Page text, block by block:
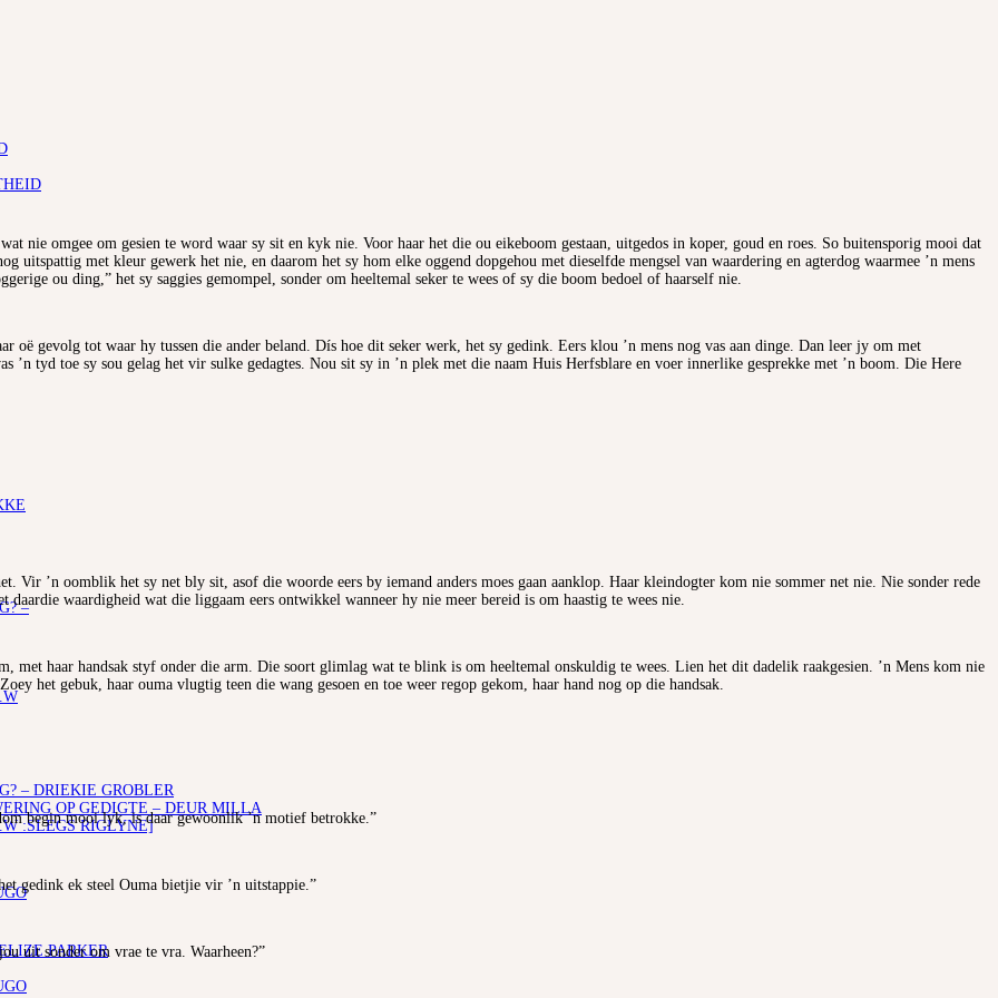
–
– DRIEKIE GROBLER
OP GEDIGTE – DEUR MILLA
:SLEGS RIGLYNE]
PARKER
nie omgee om gesien te word waar sy sit en kyk nie. Voor haar het die ou eikeboom gestaan, uitgedos in koper, goud en roes. So buitensporig mooi dat
uitspattig met kleur gewerk het nie, en daarom het sy hom elke oggend dopgehou met dieselfde mengsel van waardering en agterdog waarmee ’n mens
ou ding,” het sy saggies gemompel, sonder om heeltemal seker te wees of sy die boom bedoel of haarself nie.
oë gevolg tot waar hy tussen die ander beland. Dís hoe dit seker werk, het sy gedink. Eers klou ’n mens nog vas aan dinge. Dan leer jy om met
’n tyd toe sy sou gelag het vir sulke gedagtes. Nou sit sy in ’n plek met die naam Huis Herfsblare en voer innerlike gesprekke met ’n boom. Die Here
Vir ’n oomblik het sy net bly sit, asof die woorde eers by iemand anders moes gaan aanklop. Haar kleindogter kom nie sommer net nie. Nie sonder rede
waardigheid wat die liggaam eers ontwikkel wanneer hy nie meer bereid is om haastig te wees nie.
met haar handsak styf onder die arm. Die soort glimlag wat te blink is om heeltemal onskuldig te wees. Lien het dit dadelik raakgesien. ’n Mens kom nie
het gebuk, haar ouma vlugtig teen die wang gesoen en toe weer regop gekom, haar hand nog op die handsak.
begin mooi lyk, is daar gewoonlik ’n motief betrokke.”
gedink ek steel Ouma bietjie vir ’n uitstappie.”
uit sonder om vrae te vra. Waarheen?”